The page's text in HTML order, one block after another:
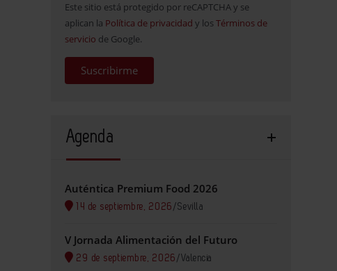
Este sitio está protegido por reCAPTCHA y se
aplican la Política de privacidad y losTérminos de
servicio de Google.
Suscribirme
Agenda
Auténtica Premium Food 2026
14 de septiembre, 2026 /Sevilla
V Jornada Alimentación del Futuro
29 de septiembre, 2026 /Valencia